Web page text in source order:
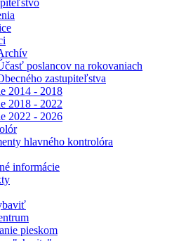
poslancov na rokovaniach
zastupiteľstva
2014 - 2018
2018 - 2022
2022 - 2026
hlavného kontrolóra
informácie
pieskom